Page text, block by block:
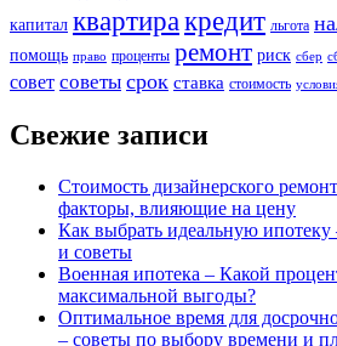
капитал квартира кредит льгота
помощь право проценты ремонт риск сбер
совет советы срок ставка стоимость
Свежие записи
Стоимость дизайнерского
факторы, влияющие на цену
Как выбрать идеальную
и советы
Военная ипотека – Какой
максимальной выгоды?
Оптимальное время для
– советы по выбору времени и